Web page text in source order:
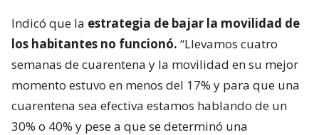
Indicó que la estrategia de bajar la movilidad de
los habitantes no funcionó. “Llevamos cuatro
semanas de cuarentena y la movilidad en su mejor
momento estuvo en menos del 17% y para que una
cuarentena sea efectiva estamos hablando de un
30% o 40% y pese a que se determinó una